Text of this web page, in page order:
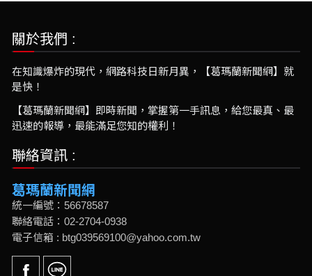
關於我們 :
在知識爆炸的現代，網路科技日新月異，【葛瑪蘭新聞網】就
是快！
【葛瑪蘭新聞網】即時新聞，掌握第一手訊息，給您最真、最
迅速的報導，最能滿足您知的權利！
聯絡資訊 :
葛瑪蘭新聞網
統一編號：56678587
聯絡電話：02-2704-0938
電子信箱 : btg039569100@yahoo.com.tw